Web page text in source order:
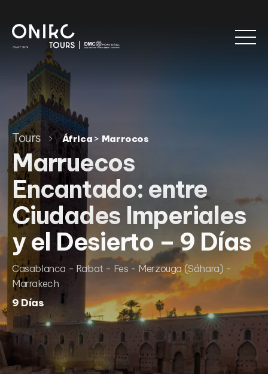
Tours África > Marrocos
Marruecos
Encantado: entre
Ciudades Imperiales
y el Desierto – 9 Días
Casablanca - Rabat - Fes - Merzouga (Sáhara) -
Marrakech
9 Días